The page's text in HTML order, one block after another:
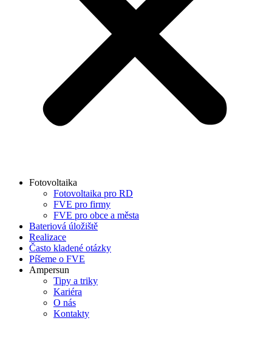
Fotovoltaika
Fotovoltaika pro RD
FVE pro firmy
FVE pro obce a města
Bateriová úložiště
Realizace
Často kladené otázky
Píšeme o FVE
Ampersun
Tipy a triky
Kariéra
O nás
Kontakty